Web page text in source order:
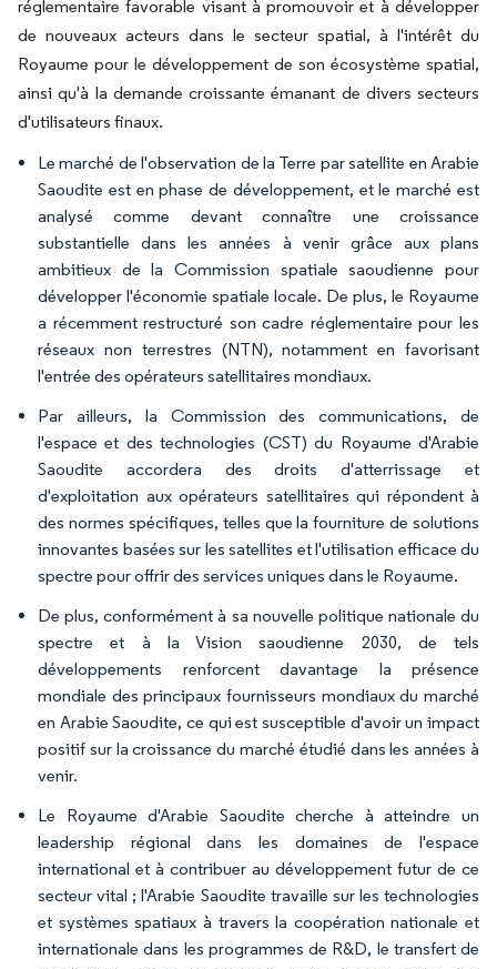
réglementaire favorable visant à promouvoir et à développer
de nouveaux acteurs dans le secteur spatial, à l'intérêt du
Royaume pour le développement de son écosystème spatial,
ainsi qu'à la demande croissante émanant de divers secteurs
d'utilisateurs finaux.
Le marché de l'observation de la Terre par satellite en Arabie
Saoudite est en phase de développement, et le marché est
analysé comme devant connaître une croissance
substantielle dans les années à venir grâce aux plans
ambitieux de la Commission spatiale saoudienne pour
développer l'économie spatiale locale. De plus, le Royaume
a récemment restructuré son cadre réglementaire pour les
réseaux non terrestres (NTN), notamment en favorisant
l'entrée des opérateurs satellitaires mondiaux.
Par ailleurs, la Commission des communications, de
l'espace et des technologies (CST) du Royaume d'Arabie
Saoudite accordera des droits d'atterrissage et
d'exploitation aux opérateurs satellitaires qui répondent à
des normes spécifiques, telles que la fourniture de solutions
innovantes basées sur les satellites et l'utilisation efficace du
spectre pour offrir des services uniques dans le Royaume.
De plus, conformément à sa nouvelle politique nationale du
spectre et à la Vision saoudienne 2030, de tels
développements renforcent davantage la présence
mondiale des principaux fournisseurs mondiaux du marché
en Arabie Saoudite, ce qui est susceptible d'avoir un impact
positif sur la croissance du marché étudié dans les années à
venir.
Le Royaume d'Arabie Saoudite cherche à atteindre un
leadership régional dans les domaines de l'espace
international et à contribuer au développement futur de ce
secteur vital ; l'Arabie Saoudite travaille sur les technologies
et systèmes spatiaux à travers la coopération nationale et
internationale dans les programmes de R&D, le transfert de